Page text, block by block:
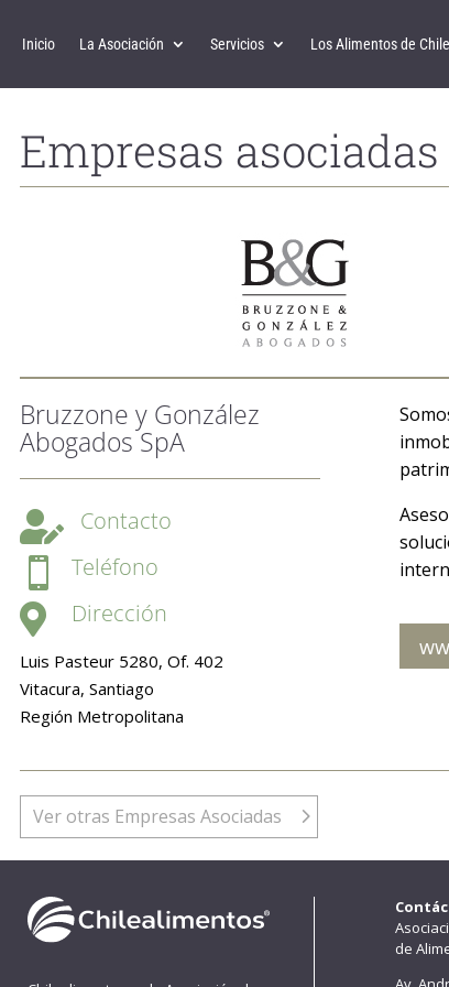
Inicio La Asociación Servicios Los Alimentos de Chile
Empresas asociadas
Bruzzone y González
Abogados SpA
 Contacto
 Teléfono
 Dirección
Luis Pasteur 5280, Of. 402
Vitacura, Santiago
Región Metropolitana
Ver otras Empresas Asociadas
de